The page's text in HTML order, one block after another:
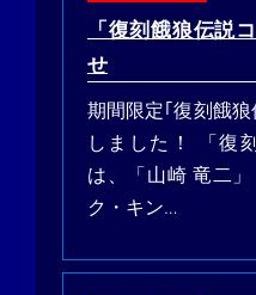
「復刻餓狼伝説
せ
期間限定｢復刻餓
しました！ 「復
は、「山崎 竜二
ク・キン…